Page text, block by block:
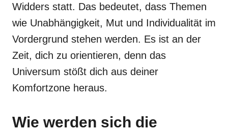
Widders statt. Das bedeutet, dass Themen
wie Unabhängigkeit, Mut und Individualität im
Vordergrund stehen werden. Es ist an der
Zeit, dich zu orientieren, denn das
Universum stößt dich aus deiner
Komfortzone heraus.
Wie werden sich die